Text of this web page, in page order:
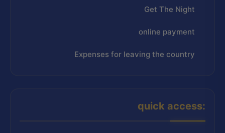
Get The Night
online payment
Expenses for leaving the country
quick access: